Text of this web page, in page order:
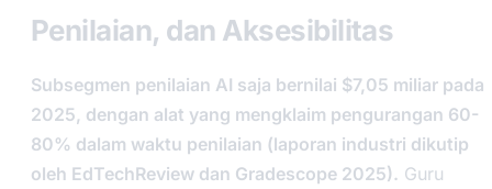
Penilaian, dan Aksesibilitas
Subsegmen penilaian AI saja bernilai $7,05 miliar pada
2025, dengan alat yang mengklaim pengurangan 60-
80% dalam waktu penilaian (laporan industri dikutip
oleh EdTechReview dan Gradescope 2025). Guru